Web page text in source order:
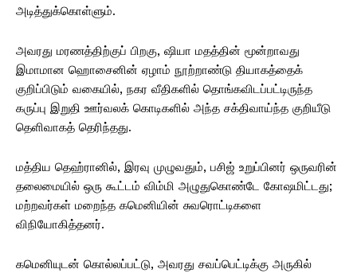
அடித்துக்கொள்ளும்.
அவரது மரணத்திற்குப் பிறகு, ஷியா மதத்தின் மூன்றாவது
இமாமான ஹொசைனின் ஏழாம் நூற்றாண்டு தியாகத்தைக்
குறிப்பிடும் வகையில், நகர வீதிகளில் தொங்கவிடப்பட்டிருந்த
கருப்பு இறுதி ஊர்வலக் கொடிகளில் அந்த சக்திவாய்ந்த குறியீடு
தெளிவாகத் தெரிந்தது.
மத்திய தெஹ்ரானில், இரவு முழுவதும், பசிஜ் உறுப்பினர் ஒருவரின்
தலைமையில் ஒரு கூட்டம் விம்மி அழுதுகொண்டே கோஷமிட்டது;
மற்றவர்கள் மறைந்த கமெனியின் சுவரொட்டிகளை
விநியோகித்தனர்.
கமெனியுடன் கொல்லப்பட்டு, அவரது சவப்பெட்டிக்கு அருகில்